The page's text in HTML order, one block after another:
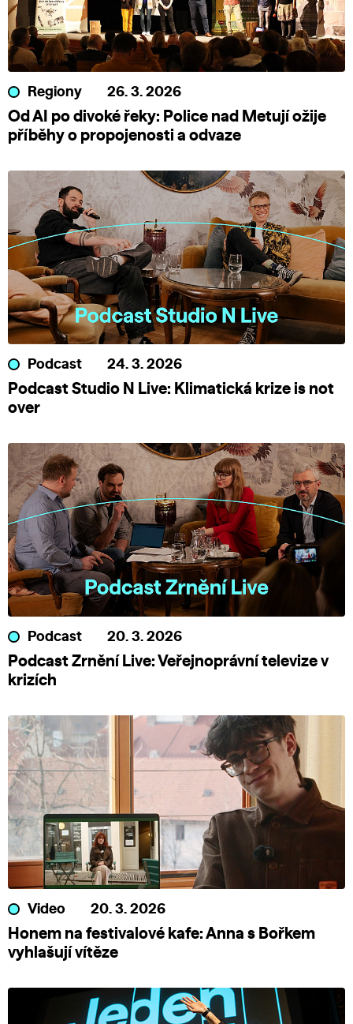
Regiony 26. 3. 2026
Od AI po divoké řeky: Police nad Metují ožije
příběhy o propojenosti a odvaze
Podcast 24. 3. 2026
Podcast Studio N Live: Klimatická krize is not
over
Podcast 20. 3. 2026
Podcast Zrnění Live: Veřejnoprávní televize v
krizích
Video 20. 3. 2026
Honem na festivalové kafe: Anna s Bořkem
vyhlašují vítěze